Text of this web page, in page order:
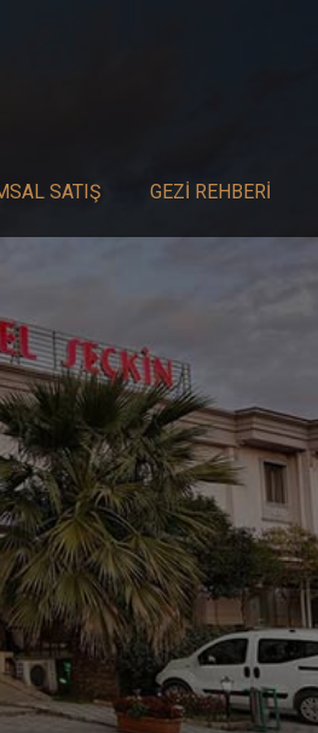
SATIŞ GEZI REHBERI